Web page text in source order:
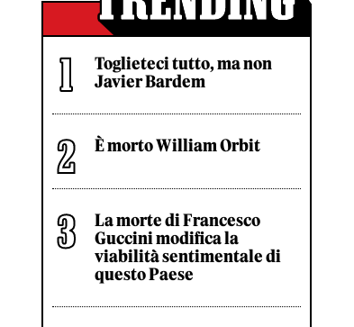
Toglieteci tutto, ma non
Javier Bardem
È morto William Orbit
La morte di Francesco
Guccini modifica la
viabilità sentimentale di
questo Paese